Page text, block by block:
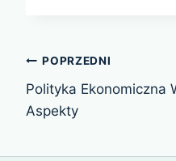
Nawigacja
wpisu
POPRZEDNI
Polityka Ekonomiczna
Aspekty